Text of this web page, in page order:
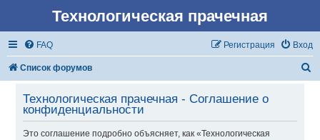
Технологическая прачечная
FAQ Вход
Регистрация
Список форумов
Технологическая прачечная - Соглашение о
конфиденциальности
Это соглашение подробно объясняет, как «Технологическая